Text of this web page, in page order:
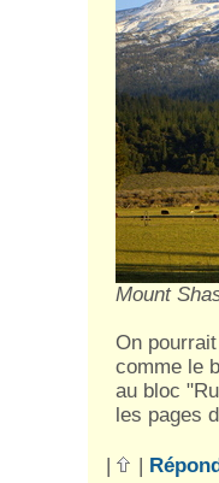
Mount
On
comme le
au bloc
les pages
| |